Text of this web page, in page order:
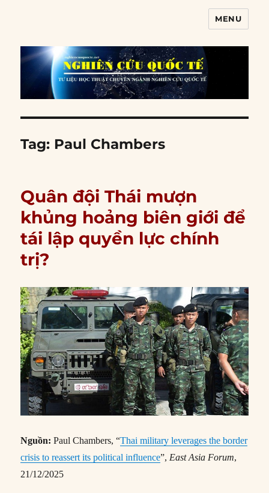
MENU
Tag: Paul Chambers
Quân đội Thái mượn
khủng hoảng biên giới để
tái lập quyền lực chính
trị?
Nguồn:Paul Chambers, “Thai military leverages the border
crisis to reassert its political influence”, East Asia Forum,
21/12/2025